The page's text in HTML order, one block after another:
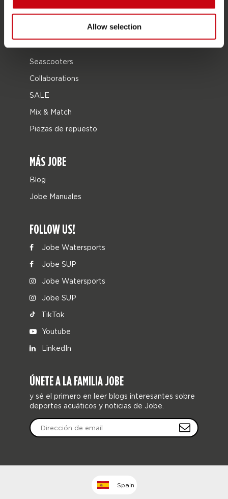
Allow selection
Tarjetas regalo
Seascooters
Collaborations
SALE
Mix & Match
Piezas de repuesto
MÁS JOBE
Blog
Jobe Manuales
FOLLOW US!
Jobe Watersports
Jobe SUP
Jobe Watersports
Jobe SUP
TikTok
Youtube
LinkedIn
ÚNETE A LA FAMILIA JOBE
y sé el primero en leer blogs interesantes sobre
deportes acuáticos y noticias de Jobe.
Spain